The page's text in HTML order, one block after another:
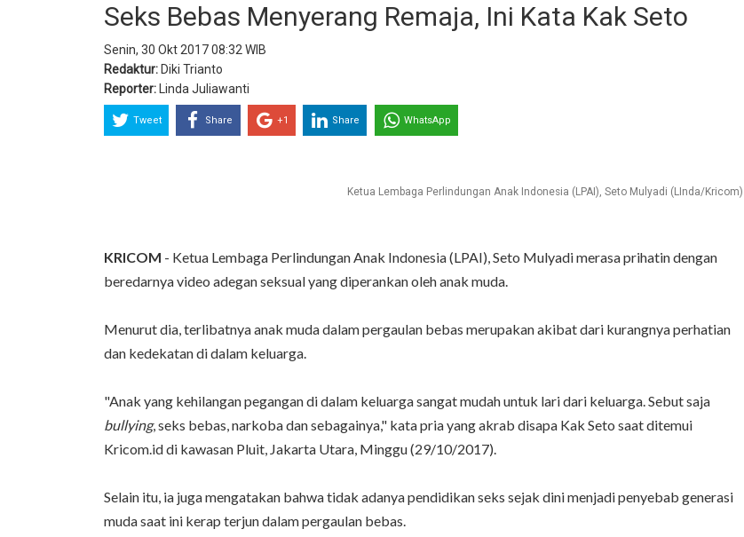
Seks Bebas Menyerang Remaja, Ini Kata Kak Seto
Senin, 30 Okt 2017 08:32 WIB
Redaktur: Diki Trianto
Reporter: Linda Juliawanti
Tweet Share +1 Share WhatsApp
Ketua Lembaga Perlindungan Anak Indonesia (LPAI), Seto Mulyadi (LInda/Kricom)
KRICOM - Ketua Lembaga Perlindungan Anak Indonesia (LPAI), Seto Mulyadi merasa prihatin dengan
beredarnya video adegan seksual yang diperankan oleh anak muda.
Menurut dia, terlibatnya anak muda dalam pergaulan bebas merupakan akibat dari kurangnya perhatian
dan kedekatan di dalam keluarga.
"Anak yang kehilangan pegangan di dalam keluarga sangat mudah untuk lari dari keluarga. Sebut saja
bullying, seks bebas, narkoba dan sebagainya," kata pria yang akrab disapa Kak Seto saat ditemui
Kricom.id di kawasan Pluit, Jakarta Utara, Minggu (29/10/2017).
Selain itu, ia juga mengatakan bahwa tidak adanya pendidikan seks sejak dini menjadi penyebab generasi
muda saat ini kerap terjun dalam pergaulan bebas.